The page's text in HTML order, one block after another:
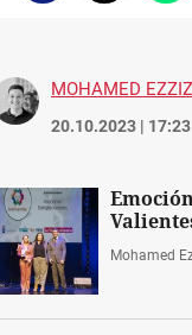
MOHAMED
20.10.2023 | 17:23
Mohamed